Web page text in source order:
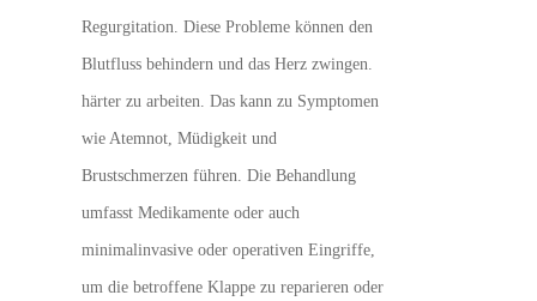
Regurgitation. Diese Probleme können den
Blutfluss behindern und das Herz zwingen.
härter zu arbeiten. Das kann zu Symptomen
wie Atemnot, Müdigkeit und
Brustschmerzen führen. Die Behandlung
umfasst Medikamente oder auch
minimalinvasive oder operativen Eingriffe,
um die betroffene Klappe zu reparieren oder